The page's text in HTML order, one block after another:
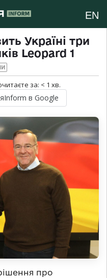
EN
Україні три
Leopard 1
за: < 1 хв.
в Google
про